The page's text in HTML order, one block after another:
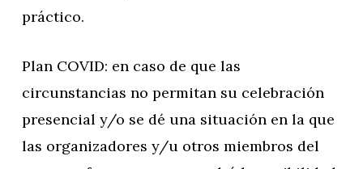
práctico.
Plan COVID: en caso de que las
circunstancias no permitan su celebración
presencial y/o se dé una situación en la que
las organizadores y/u otros miembros del